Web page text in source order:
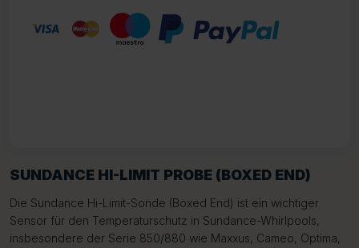
SUNDANCE HI-LIMIT PROBE (BOXED END)
Die Sundance Hi-Limit-Sonde (Boxed End) ist ein wichtiger
Sensor für den Temperaturschutz in Sundance-Whirlpools,
insbesondere der Serie 850/880 wie Maxxus, Cameo, Optima,